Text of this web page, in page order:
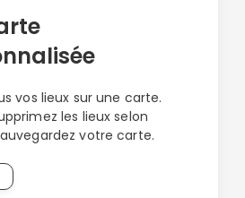
vos lieux sur une carte.
les lieux selon
votre carte.